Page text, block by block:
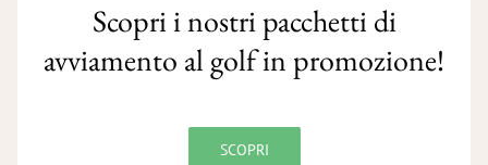
Scopri i nostri pacchetti di
avviamento al golf in promozione!
SCOPRI